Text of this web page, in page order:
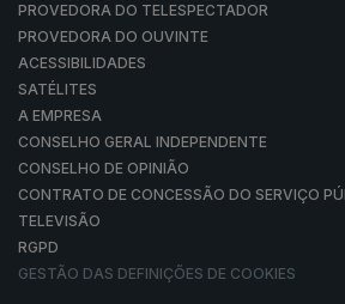
PROVEDORA DO TELESPECTADOR
PROVEDORA DO OUVINTE
ACESSIBILIDADES
SATÉLITES
A EMPRESA
CONSELHO GERAL INDEPENDENTE
CONSELHO DE OPINIÃO
CONTRATO DE CONCESSÃO DO SERVIÇO
TELEVISÃO
RGPD
GESTÃO DAS DEFINIÇÕES DE COOKIES